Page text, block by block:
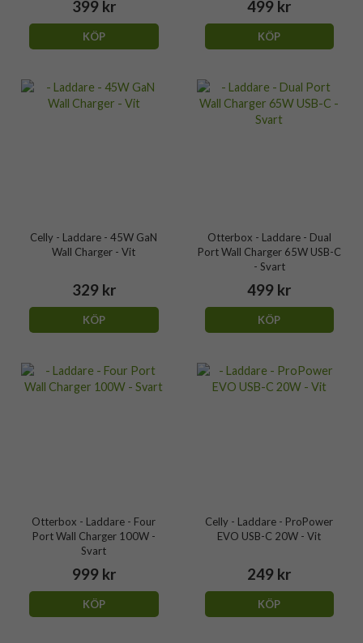
399 kr
KÖP
499 kr
KÖP
Celly - Laddare - 45W GaN
Wall Charger - Vit
329 kr
KÖP
Otterbox - Laddare - Dual
Port Wall Charger 65W USB-C
- Svart
499 kr
KÖP
Otterbox - Laddare - Four
Port Wall Charger 100W -
Svart
999 kr
KÖP
Celly - Laddare - ProPower
EVO USB-C 20W - Vit
249 kr
KÖP